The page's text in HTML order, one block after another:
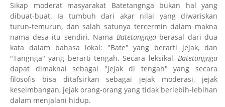
Sikap moderat masyarakat Batetangnga bukan hal yang
dibuat-buat. Ia tumbuh dari akar nilai yang diwariskan
turun-temurun, dan salah satunya tercermin dalam makna
nama desa itu sendiri. Nama Batetangngaberasal dari dua
kata dalam bahasa lokal: "Bate" yang berarti jejak, dan
"Tangnga" yang berarti tengah. Secara leksikal, Batetangnga
dapat dimaknai sebagai "jejak di tengah" yang secara
filosofis bisa ditafsirkan sebagai jejak moderasi, jejak
keseimbangan, jejak orang-orang yang tidak berlebih-lebihan
dalam menjalani hidup.